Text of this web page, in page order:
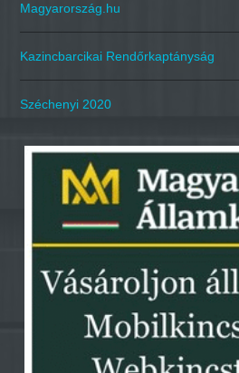
Magyarország.hu
Kazincbarcikai Rendőrkaptányság
Széchenyi 2020